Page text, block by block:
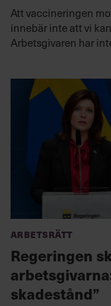
Att vaccineringen
innebär inte att vi
Arbetsgivaren har
Forssander.
Arbetsrätt
Regeringen
skadestånd”